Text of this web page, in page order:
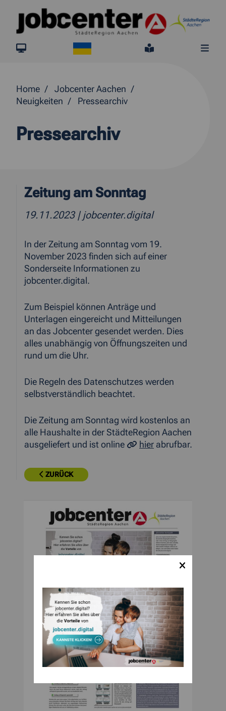
Springe direkt zum Inhalt
jobcenter.digital
Leichte
Home
Jobcenter Aachen
Neuigkeiten
Pressearchiv
Pressearchiv
Zeitung am Sonntag
19.11.2023 | jobcenter.digital
In der Zeitung am Sonntag vom 19.
November 2023 finden sich auf einer
Sonderseite Informationen zu
jobcenter.digital.
Zum Beispiel können Anträge und
Unterlagen eingereicht und Mitteilungen
an das Jobcenter gesendet werden. Dies
alles unabhängig von Öffnungszeiten und
rund um die Uhr.
Die Regeln des Datenschutzes werden
selbstverständlich beachtet.
Die Zeitung am Sonntag wird kostenlos an
alle Haushalte in der StädteRegion Aachen
ausgeliefert und ist online
hier abrufbar.
ZURÜCK